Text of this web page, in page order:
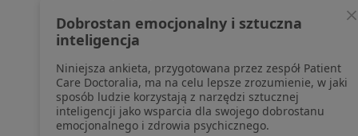
pozyskaliśmy samodzielnie
Polityka cookies
Jak działają wyniki wyszukiwania
Dostępność
O nas
Praca Rekrutujemy!
Pomoc
Blog
Dobrostan emocjonalny i sztuczna
inteligencja
Niniejsza ankieta, przygotowana przez zespół Patient
Care Doctoralia, ma na celu lepsze zrozumienie, w jaki
sposób ludzie korzystają z narzędzi sztucznej
inteligencji jako wsparcia dla swojego dobrostanu
emocjonalnego i zdrowia psychicznego.